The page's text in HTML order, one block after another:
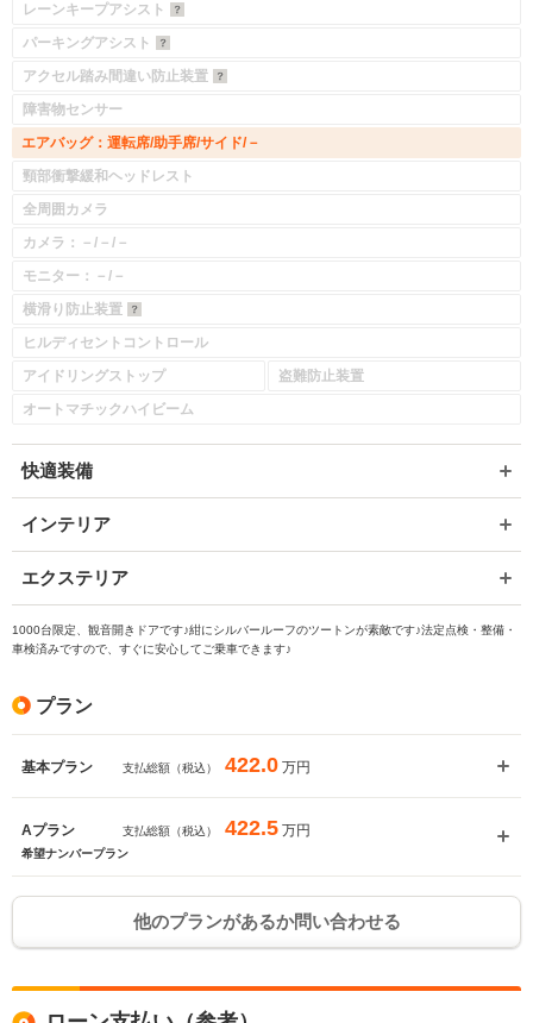
レーンキープアシスト
パーキングアシスト
アクセル踏み間違い防止装置
障害物センサー
エアバッグ：運転席/助手席/サイド/－
頸部衝撃緩和ヘッドレスト
全周囲カメラ
カメラ：－/－/－
モニター：－/－
横滑り防止装置
ヒルディセントコントロール
アイドリングストップ
盗難防止装置
オートマチックハイビーム
快適装備
インテリア
エクステリア
1000台限定、観音開きドアです♪紺にシルバールーフのツートンが素敵です♪法定点検・整備・
車検済みですので、すぐに安心してご乗車できます♪
プラン
基本プラン 支払総額（税込） 422.0 万円
Aプラン 支払総額（税込） 422.5 万円
希望ナンバープラン
他のプランがあるか問い合わせる